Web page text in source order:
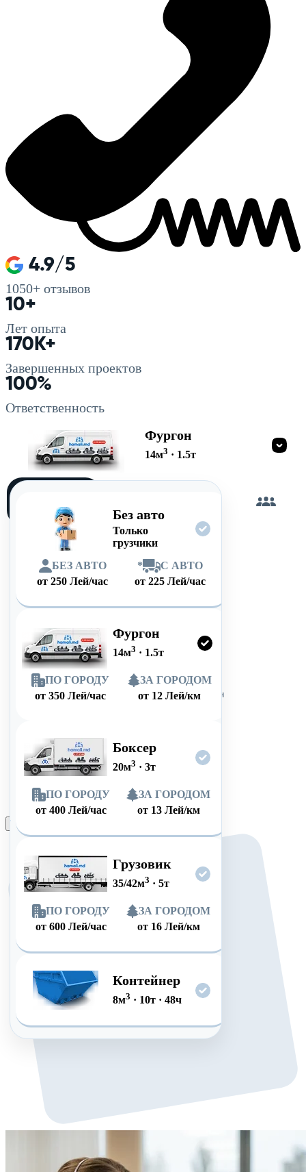
4.9/5
1050+ отзывов
10+
Лет опыта
170K+
Завершенных проектов
100%
Ответственность
Фургон
14м3 · 1.5т
Без авто
Только
грузчики
БЕЗ АВТО
от250 Лей/час
*
С АВТО
от 225 Лей/час
Фургон
14м3 · 1.5т
ПО ГОРОДУ
от 350 Лей/час
ЗА ГОРОДОМ
от 12 Лей/км
Боксер
20м3 · 3т
ПО ГОРОДУ
от 400 Лей/час
ЗА ГОРОДОМ
от 13 Лей/км
Грузовик
35/42м3 · 5т
ПО ГОРОДУ
от 600 Лей/час
ЗА ГОРОДОМ
от 16 Лей/км
Контейнер
8м3 · 10т· 48ч
Оформить заказ